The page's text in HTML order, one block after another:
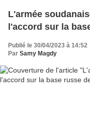
L'armée
l'accord sur la
Publié le 30/04/2023 à 14:52
Par Samy Magdy